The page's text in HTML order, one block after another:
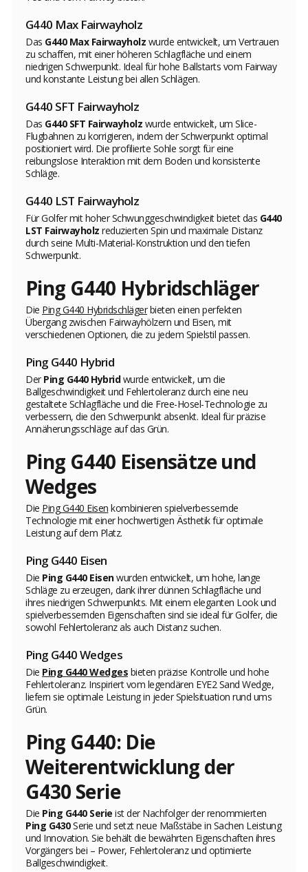
G440 Max Fairwayholz
Das G440 Max Fairwayholz wurde entwickelt, um Vertrauen
zu schaffen, mit einer höheren Schlagfläche und einem
niedrigen Schwerpunkt. Ideal für hohe Ballstarts vom Fairway
und konstante Leistung bei allen Schlägen.
G440 SFT Fairwayholz
Das G440 SFT Fairwayholz wurde entwickelt, um Slice-
Flugbahnen zu korrigieren, indem der Schwerpunkt optimal
positioniert wird. Die profilierte Sohle sorgt für eine
reibungslose Interaktion mit dem Boden und konsistente
Schläge.
G440 LST Fairwayholz
Für Golfer mit hoher Schwunggeschwindigkeit bietet das G440
LST Fairwayholz reduzierten Spin und maximale Distanz
durch seine Multi-Material-Konstruktion und den tiefen
Schwerpunkt.
Ping G440 Hybridschläger
Die Ping G440 Hybridschlägerbieten einen perfekten
Übergang zwischen Fairwayhölzern und Eisen, mit
verschiedenen Optionen, die zu jedem Spielstil passen.
Ping G440 Hybrid
Der Ping G440 Hybridwurde entwickelt, um die
Ballgeschwindigkeit und Fehlertoleranz durch eine neu
gestaltete Schlagfläche und die Free-Hosel-Technologie zu
verbessern, die den Schwerpunkt absenkt. Ideal für präzise
Annäherungsschläge auf das Grün.
Ping G440 Eisensätze und
Wedges
Die Ping G440 Eisen kombinieren spielverbessernde
Technologie mit einer hochwertigen Ästhetik für optimale
Leistung auf dem Platz.
Ping G440 Eisen
Die Ping G440 Eisenwurden entwickelt, um hohe, lange
Schläge zu erzeugen, dank ihrer dünnen Schlagfläche und
ihres niedrigen Schwerpunkts. Mit einem eleganten Look und
spielverbessernden Eigenschaften sind sie ideal für Golfer, die
sowohl Fehlertoleranz als auch Distanz suchen.
Ping G440 Wedges
Die Ping G440 Wedges bieten präzise Kontrolle und hohe
Fehlertoleranz. Inspiriert vom legendären EYE2 Sand Wedge,
liefern sie optimale Leistung in jeder Spielsituation rund ums
Grün.
Ping G440: Die
Weiterentwicklung der
G430 Serie
Die Ping G440 Serie ist der Nachfolger der renommierten
Ping G430Serie und setzt neue Maßstäbe in Sachen Leistung
und Innovation. Sie behält die bewährten Eigenschaften ihres
Vorgängers bei – Power, Fehlertoleranz und optimierte
Ballgeschwindigkeit.